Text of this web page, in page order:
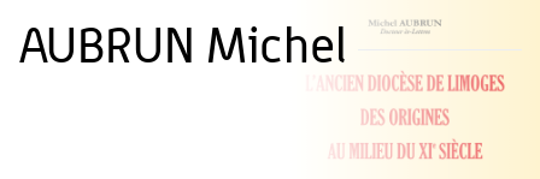
AUBRUN Michel